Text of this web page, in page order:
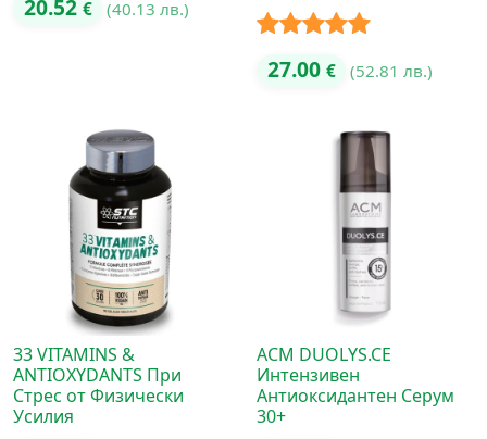
20.52 € (40.13 лв.)
Оценено с
27.00 € (52.81 лв.)
33 VITAMINS &
ANTIOXYDANTS При
Стрес от Физически
Усилия
ACM DUOLYS.CE
Интензивен
Антиоксидантен Серум
30+